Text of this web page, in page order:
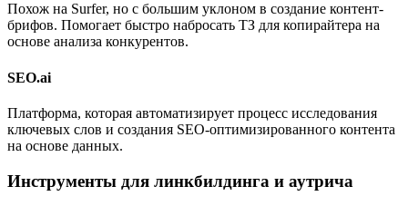
Похож на Surfer, но с большим уклоном в создание контент-
брифов. Помогает быстро набросать ТЗ для копирайтера на
основе анализа конкурентов.
SEO.ai
Платформа, которая автоматизирует процесс исследования
ключевых слов и создания SEO-оптимизированного контента
на основе данных.
Инструменты для линкбилдинга и аутрича